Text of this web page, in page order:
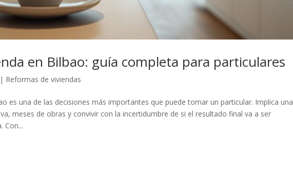
en Bilbao: guía completa para particulares
| Reformas de viviendas
es una de las decisiones más importantes que puede tomar un particular. Implica una
meses de obras y convivir con la incertidumbre de si el resultado final va a ser
Con...